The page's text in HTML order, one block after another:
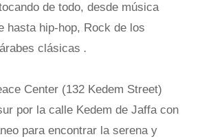
de todo, desde música
hasta hip-hop, Rock de los
clásicas .
Center (132 Kedem Street)
por la calle Kedem de Jaffa con
para encontrar la serena y